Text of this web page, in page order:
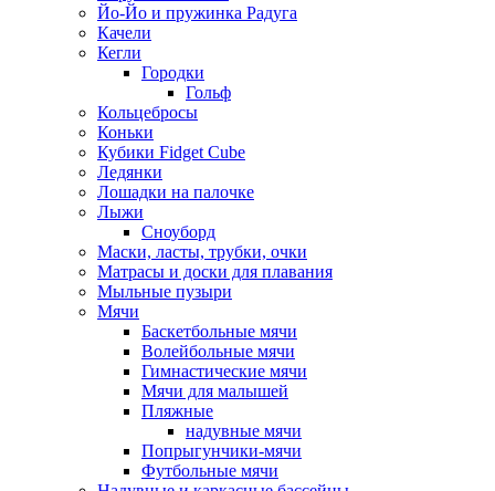
Йо-Йо и пружинка Радуга
Качели
Кегли
Городки
Гольф
Кольцебросы
Коньки
Кубики Fidget Cube
Ледянки
Лошадки на палочке
Лыжи
Сноуборд
Маски, ласты, трубки, очки
Матрасы и доски для плавания
Мыльные пузыри
Мячи
Баскетбольные мячи
Волейбольные мячи
Гимнастические мячи
Мячи для малышей
Пляжные
надувные мячи
Попрыгунчики-мячи
Футбольные мячи